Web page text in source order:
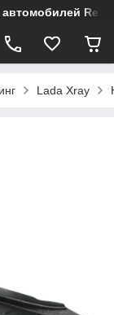
Lada Xray